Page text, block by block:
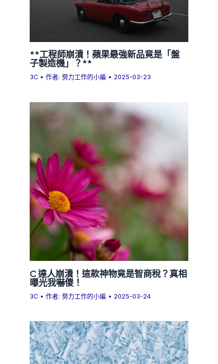
**工程師崩潰！蘋果最強新品竟是「盤
子製造機」？**
3C • 作者:努力工作的小編 • 2025-03-23
C 達人崩潰！這款神物竟是智商稅？真相
曝光我嚇傻！
3C • 作者:努力工作的小編 • 2025-03-24